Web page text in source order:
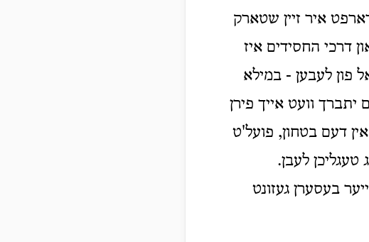
איר זיין שטארק
דרכי החסידים איז
פון לעבען - במילא
יתברך וועט אייך פירן
דעם בטחון, פועל'ט
טעגליכן לעבן.
בעסערן געזונט